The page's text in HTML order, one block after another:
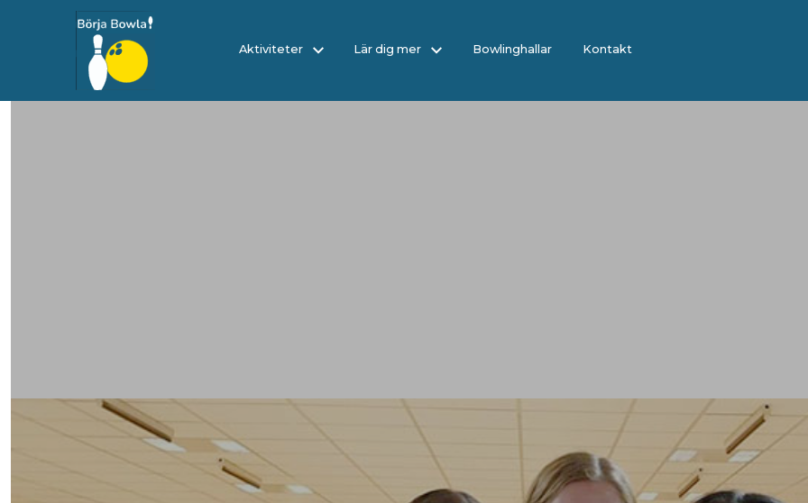
Aktiviteter Lär dig mer Bowlinghallar Kontakt